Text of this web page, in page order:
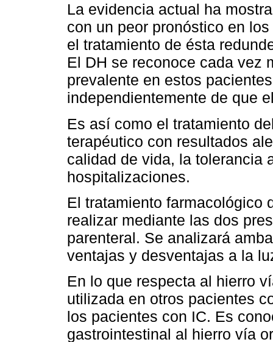
La evidencia actual ha
con un peor pronóstico en
el tratamiento de ésta
El DH se reconoce cada vez
prevalente en estos
independientemente de que
Es así como el tratamiento
terapéutico con resultados
calidad de vida, la tolerancia
hospitalizaciones.
El tratamiento farmacológico
realizar mediante las dos
parenteral. Se analizará
ventajas y desventajas a la
En lo que respecta al hierro
utilizada en otros pacientes
los pacientes con IC. Es
gastrointestinal al hierro vía